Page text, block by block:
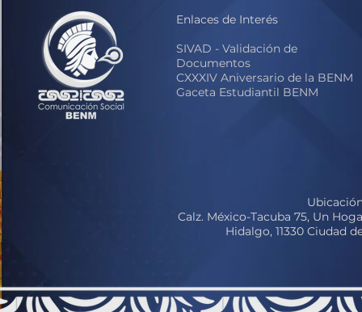
Enlaces de Interés
SIVAD - Validación de
Documentos
CXXXIV Aniversario de la BENM
Gaceta Estudiantil BENM
Calz. México-Tacuba 75, Un
Hidalgo, 11330 Ciudad